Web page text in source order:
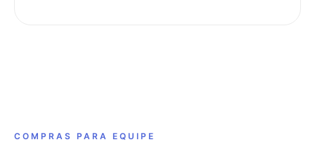
COMPRAS PARA EQUIPE